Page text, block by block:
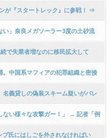
渡して去っていった…」ｗｗｗｗ
が『スタートレック』に参戦！ ⇒
い」奈良メガソーラー3度の土砂流
で失業者増なのに移民拡大して
助金出ないが外国人だと出るのお
中国系マフィアの犯罪組織と密接
義貸しの偽装スキーム疑いがバレ
ｗｗｗｗｗｗｗｗｗｗ
ない様々な攻撃ガー！」 → 記者「例
からない！」ｗｗｗｗｗｗｗｗｗｗ
プ氏にはしごを外されなければい